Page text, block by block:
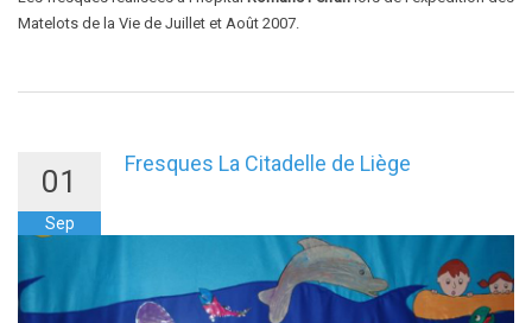
Matelots de la Vie de Juillet et Août 2007.
01
Sep
Fresques La Citadelle de Liège